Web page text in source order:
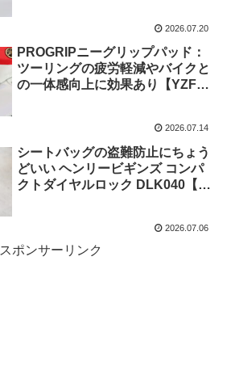
2026.07.20
PROGRIPニーグリップパッド：
ツーリングの疲労軽減やバイクと
の一体感向上に効果あり【YZF-
2026.07.14
シートバッグの盗難防止にちょう
どいい ヘンリービギンズ コンパ
クトダイヤルロック DLK040【レ
2026.07.06
スポンサーリンク